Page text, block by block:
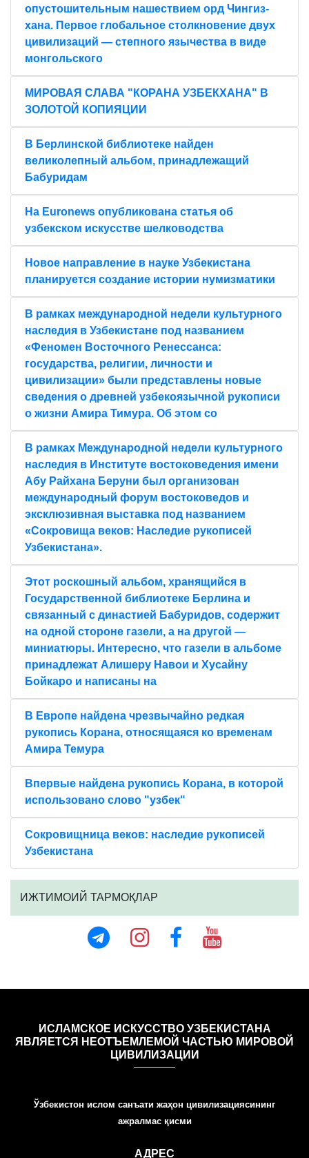
опустошительным нашествием орд Чингиз-
хана. Первое глобальное столкновение двух
цивилизаций — степного язычества в виде
монгольского
МИРОВАЯ СЛАВА "КОРАНА УЗБЕКХАНА" В
ЗОЛОТОЙ КОПИЯЦИИ
В Берлинской библиотеке найден
великолепный альбом, принадлежащий
Бабуридам
На Euronews опубликована статья об
узбекском искусстве шелководства
Новое направление в науке Узбекистана
планируется создание истории нумизматики
В рамках международной недели культурного
наследия в Узбекистане под названием
«Феномен Восточного Ренессанса:
государства, религии, личности и
цивилизации» были представлены новые
сведения о древней узбекоязычной рукописи
о жизни Амира Тимура. Об этом со
В рамках Международной недели культурного
наследия в Институте востоковедения имени
Абу Райхана Беруни был организован
международный форум востоковедов и
эксклюзивная выставка под названием
«Сокровища веков: Наследие рукописей
Узбекистана».
Этот роскошный альбом, хранящийся в
Государственной библиотеке Берлина и
связанный с династией Бабуридов, содержит
на одной стороне газели, а на другой —
миниатюры. Интересно, что газели в альбоме
принадлежат Алишеру Навои и Хусайну
Бойкаро и написаны на
В Европе найдена чрезвычайно редкая
рукопись Корана, относящаяся ко временам
Амира Темура
Впервые найдена рукопись Корана, в которой
использовано слово "узбек"
Сокровищница веков: наследие рукописей
Узбекистана
ИЖТИМОИЙ ТАРМОҚЛАР
ИСЛАМСКОЕ ИСКУССТВО УЗБЕКИСТАНА
ЯВЛЯЕТСЯ НЕОТЪЕМЛЕМОЙ ЧАСТЬЮ МИРОВОЙ
ЦИВИЛИЗАЦИИ
Ўзбекистон ислом санъати жаҳон цивилизациясининг
ажралмас қисми
АДРЕС